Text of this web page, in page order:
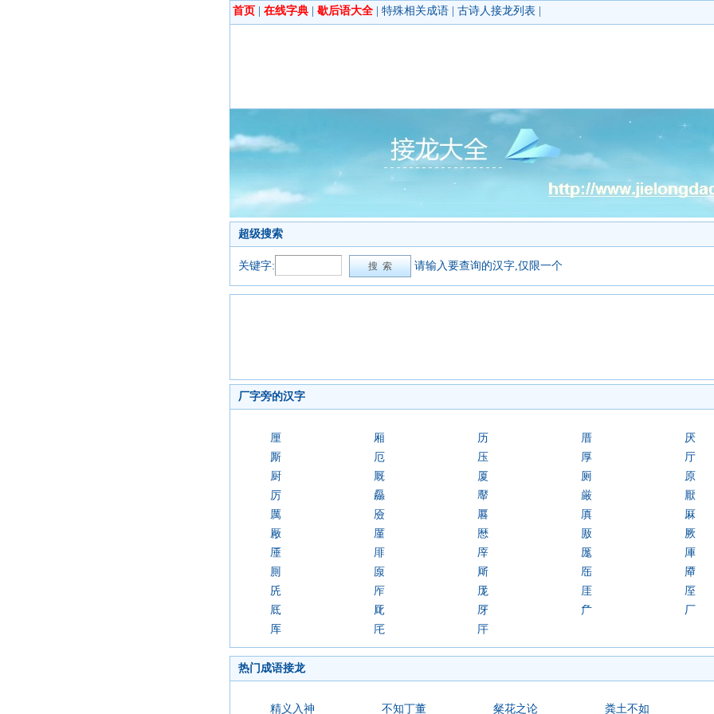
首页 在线字典 歇后语大全 特殊相关成语 古诗人接龙列表
超级搜索
关键字: 请输入要查询的汉字,仅限一个
厂字旁的汉字
厘 厢 历 厝
厌
厮
厄 压 厚
厅
厨
厩 厦 厕
原
厉
厵 厴 厳
厭
厲
厱 厬 厧
厤
厰
厪 厯 厫
厥
厜
厞 厗 厖
厙
厠
厡 厛 厒
厣
兏
厏 厐 厓
厔
厎
厑 厊 厃
厂
厍
厇 厈
热门成语接龙
精义入神 不知丁董 粲花之论 粪土不如